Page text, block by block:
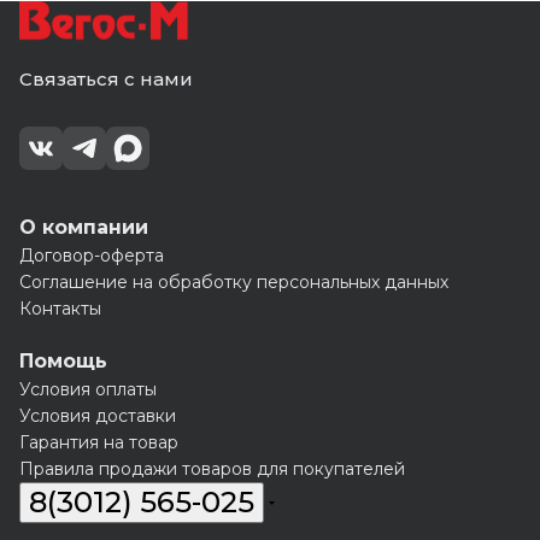
Связаться с нами
О компании
Договор-оферта
Соглашение на обработку персональных данных
Контакты
Помощь
Условия оплаты
Условия доставки
Гарантия на товар
Правила продажи товаров для покупателей
8(3012) 565-025